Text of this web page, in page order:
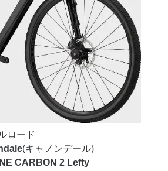
ロード
(キャノンデール)
CARBON 2 Lefty